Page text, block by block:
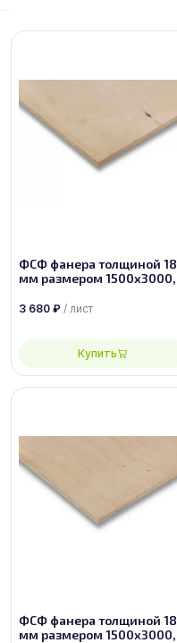
ФСФ фанера толщиной 18
мм размером 1500х3000,
3 680 ₽ / лист
Купить
ФСФ фанера толщиной 18
мм размером 1500х3000,